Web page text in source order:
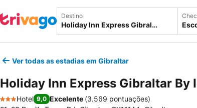
Destino
Ver todas as estadias em Gibraltar
Holiday Inn Express Gibraltar By
3 Estrelas
Hotel 9,0 Excelente (3.569 pontuações)